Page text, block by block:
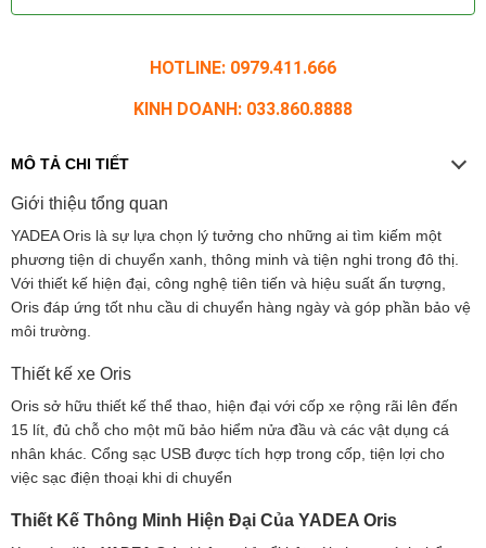
HOTLINE: 0979.411.666
KINH DOANH: 033.860.8888
MÔ TẢ CHI TIẾT
Giới thiệu tổng quan
YADEA Oris là sự lựa chọn lý tưởng cho những ai tìm kiếm một
phương tiện di chuyển xanh, thông minh và tiện nghi trong đô thị.
Với thiết kế hiện đại, công nghệ tiên tiến và hiệu suất ấn tượng,
Oris đáp ứng tốt nhu cầu di chuyển hàng ngày và góp phần bảo vệ
môi trường.
Thiết kế xe Oris
Oris sở hữu thiết kế thể thao, hiện đại với cốp xe rộng rãi lên đến
15 lít, đủ chỗ cho một mũ bảo hiểm nửa đầu và các vật dụng cá
nhân khác. Cổng sạc USB được tích hợp trong cốp, tiện lợi cho
việc sạc điện thoại khi di chuyển
Thiết Kế Thông Minh Hiện Đại Của YADEA Oris